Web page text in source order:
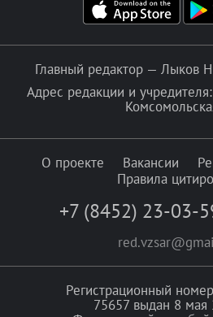
Главный редактор — Лыков
Адрес редакции и
О проекте Вакансии
Правила
+7 (8452) 23-03-
Регистрационный
75657 выдан 8 мая